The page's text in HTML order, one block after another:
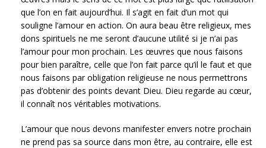
que l’on en fait aujourd’hui. Il s’agit en fait d’un mot qui
souligne l’amour en action. On aura beau être religieux, mes
dons spirituels ne me seront d’aucune utilité si je n’ai pas
l’amour pour mon prochain. Les œuvres que nous faisons
pour bien paraître, celle que l’on fait parce qu’il le faut et que
nous faisons par obligation religieuse ne nous permettrons
pas d’obtenir des points devant Dieu. Dieu regarde au cœur,
il connaît nos véritables motivations.
L’amour que nous devons manifester envers notre prochain
ne prend pas sa source dans mon être, au contraire, elle est